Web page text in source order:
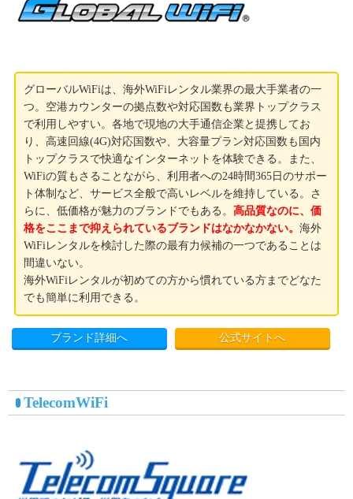
グローバルWiFiは、海外WiFiレンタル業界の最大手業者の一
つ。空港カウンターの拠点数や対応国数も業界トップクラス
で利用しやすい。各地で現地の大手通信企業と提携してお
り、高速回線(4G)対応国数や、大容量プラン対応国数も国内
トップクラスで快適なインターネットを体験できる。また、
WiFiの質もさることながら、利用者への24時間365日のサポー
ト体制など、サービス全般で高いレベルを維持している。さ
らに、低価格が魅力のブランドでもある。高品質なのに、価
格をここまで抑えられているブランドはなかなかない。海外
WiFiレンタルを検討した際の最有力候補の一つであることは
間違いない。
海外WiFiレンタルが初めての方から慣れている方までどなた
でも簡単に利用できる。
ブランド詳細へ 公式サイトへ
TelecomWiFi